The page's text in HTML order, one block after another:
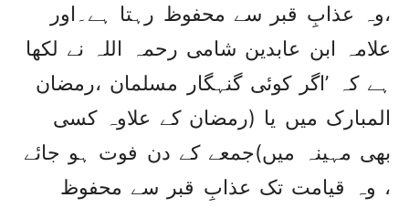
،وہ عذابِ قبر سے محفوظ رہتا ہے۔اور
علامہ ابن عابدین شامی رحمہ اللہ نے لکھا
ہے کہ ’اگر کوئی گنہگار مسلمان ،رمضان
المبارک میں یا (رمضان کے علاوہ کسی
بھی مہینہ میں)جمعے کے دن فوت ہو جائے
، وہ قیامت تک عذابِ قبر سے محفوظ